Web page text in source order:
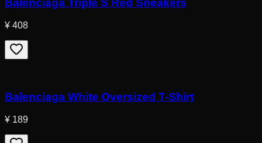
Balenciaga Triple S Red Sneakers
¥ 408
Balenciaga White Oversized T-Shirt
¥ 189